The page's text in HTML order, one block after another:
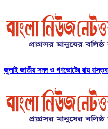
জুলাই জাতীয় সনদ ও গণভোটের রায়